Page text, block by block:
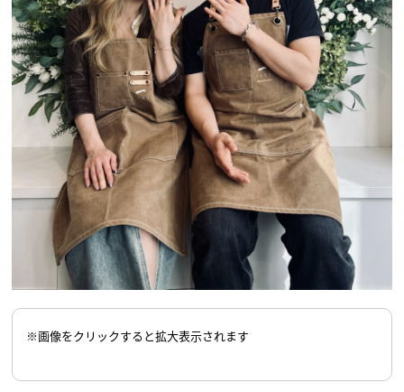
※画像をクリックすると拡大表示されます